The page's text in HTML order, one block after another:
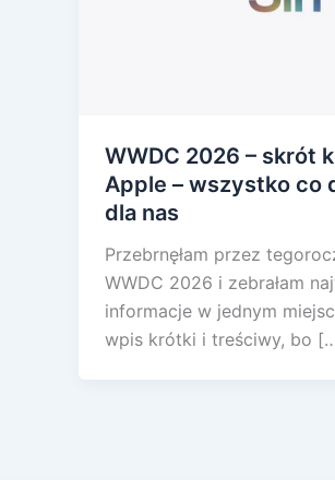
WWDC 2026 – skrót
Apple – wszystko co
dla nas
Przebrnęłam przez
WWDC 2026 i zebrałam
informacje w jednym
wpis krótki i treściwy, bo